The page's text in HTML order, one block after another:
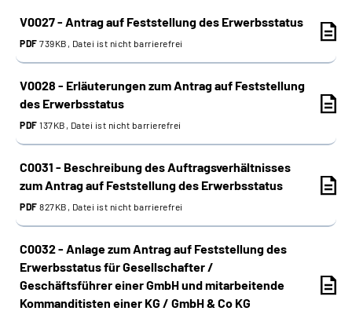
Inhalte in Gebärdensprache (DGS)
Mein Kundenportal
V0027 - Antrag auf Feststellung des Erwerbsstatus
PDF 739KB, Datei ist nicht barrierefrei
V0028 - Erläuterungen zum Antrag auf Feststellung
des Erwerbsstatus
PDF 137KB, Datei ist nicht barrierefrei
C0031 - Beschreibung des Auftragsverhältnisses
zum Antrag auf Feststellung des Erwerbsstatus
PDF 827KB, Datei ist nicht barrierefrei
C0032 - Anlage zum Antrag auf Feststellung des
Erwerbsstatus für Gesellschafter /
Geschäftsführer einer GmbH und mitarbeitende
Kommanditisten einer KG / GmbH & Co KG